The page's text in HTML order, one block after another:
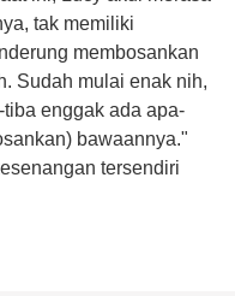
tak memiliki
membosankan
Sudah mulai enak nih,
enggak ada apa-
bawaannya."
tersendiri